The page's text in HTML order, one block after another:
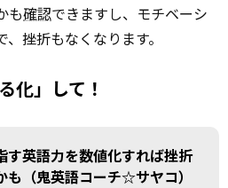
も確認できますし、モチベーシ
挫折もなくなります。
化」して！
す英語力を数値化すれば挫折
も（鬼英語コーチ☆サヤコ）